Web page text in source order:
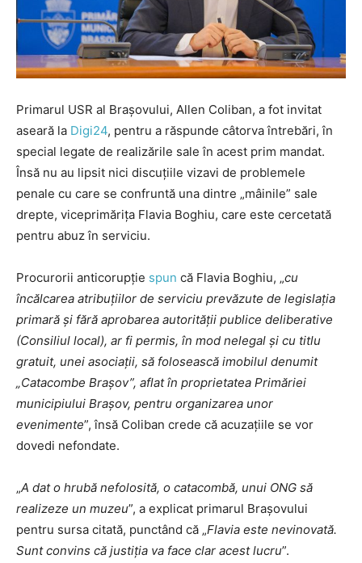
Primarul USR al Brașovului, Allen Coliban, a fot invitat
aseară la Digi24, pentru a răspunde câtorva întrebări, în
special legate de realizările sale în acest prim mandat.
Însă nu au lipsit nici discuțiile vizavi de problemele
penale cu care se confruntă una dintre „mâinile” sale
drepte, viceprimărița Flavia Boghiu, care este cercetată
pentru abuz în serviciu.
Procurorii anticorupție spun că Flavia Boghiu, „cu
încălcarea atribuțiilor de serviciu prevăzute de legislația
primară și fără aprobarea autorității publice deliberative
(Consiliul local), ar fi permis, în mod nelegal și cu titlu
gratuit, unei asociații, să folosească imobilul denumit
„Catacombe Brașov”, aflat în proprietatea Primăriei
municipiului Brașov, pentru organizarea unor
evenimente”, însă Coliban crede că acuzațiile se vor
dovedi nefondate.
„A dat o hrubă nefolosită, o catacombă, unui ONG să
realizeze un muzeu”, a explicat primarul Brașovului
pentru sursa citată, punctând că „Flavia este nevinovată.
Sunt convins că justiția va face clar acest lucru”.